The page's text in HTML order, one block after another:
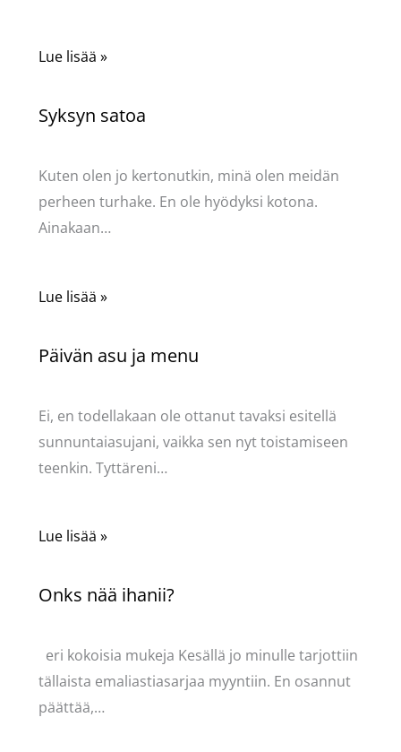
Lue lisää »
Syksyn satoa
Kuten olen jo kertonutkin, minä olen meidän
perheen turhake. En ole hyödyksi kotona.
Ainakaan…
Lue lisää »
Päivän asu ja menu
Ei, en todellakaan ole ottanut tavaksi esitellä
sunnuntaiasujani, vaikka sen nyt toistamiseen
teenkin. Tyttäreni…
Lue lisää »
Onks nää ihanii?
eri kokoisia mukeja Kesällä jo minulle tarjottiin
tällaista emaliastiasarjaa myyntiin. En osannut
päättää,…